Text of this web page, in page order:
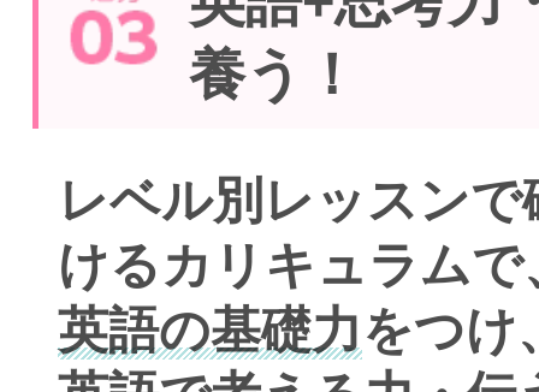
養う！
レベル別レッスン
けるカリキュラムで
英語の基礎力をつけ